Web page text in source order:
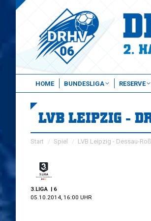
HOME BUNDESLIGA RESERVE
LVB LEIPZIG -
Sie befinden sich hier:
Start Spiel LVB Leipzig - Dessau-
3.LIGA | 6
05.10.2014, 16:00 UHR